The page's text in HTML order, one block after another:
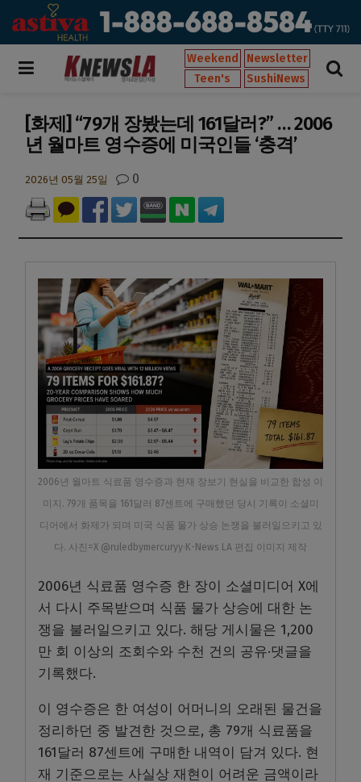
Weekend
Newsletter
Teen's
SushiNews
[화제] “79개 장봤는데 161달러?” … 2006
년 월마트 영수증에 미국인들 ‘충격’
2026년 05월 25일 0
2006년 월마트 식료품 영수증과 현재 장보기 현실을 비교한 합성 이
미지. 79개 품목을 161달러 87센트에 구매했던 당시 기록이 소셜미
디어에서 화제가 되며 미국 식품 물가 상승 논쟁을 불러일으키고 있
다. 사진=X @ruledbymercuryy·K-News LA 편집 이미지 제작
2006년 식료품 영수증 한 장이 소셜미디어 X에
서 다시 주목받으며 식품 물가 상승에 대한 논
쟁을 불러일으키고 있다. 해당 게시물은 1,200
만 회 이상의 조회수와 수천 건의 공유·댓글을
기록했다.
이 영수증은 한 여성이 어머니의 오래된 물건을
정리하던 중 발견한 것으로, 총 79개 식료품을
161달러 87센트에 구매한 내역이 담겨 있다. 현
재 기준으로는 사실상 재현이 어려운 금액이라